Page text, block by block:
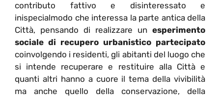
contributo fattivo e disinteressato e
inispecialmodo che interessa la parte antica della
Città, pensando di realizzare un esperimento
sociale di recupero urbanistico partecipato
coinvolgendo i residenti, gli abitanti del luogo che
si intende recuperare e restituire alla Città e
quanti altri hanno a cuore il tema della vivibilità
ma anche quello della conservazione, della